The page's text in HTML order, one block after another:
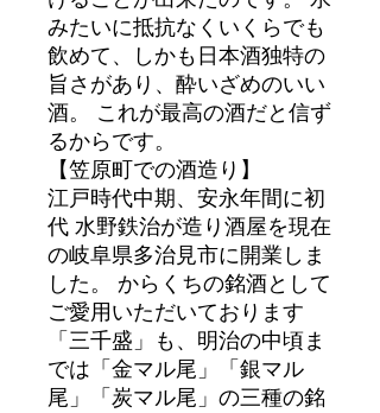
みたいに抵抗なくいくらでも
飲めて、しかも日本酒独特の
旨さがあり、酔いざめのいい
酒。 これが最高の酒だと信ず
るからです。
【笠原町での酒造り】
江戸時代中期、安永年間に初
代 水野鉄治が造り酒屋を現在
の岐阜県多治見市に開業しま
した。 からくちの銘酒として
ご愛用いただいております
「三千盛」も、明治の中頃ま
では「金マル尾」「銀マル
尾」「炭マル尾」の三種の銘